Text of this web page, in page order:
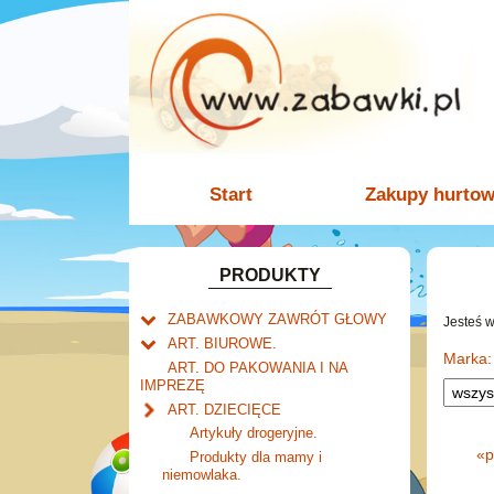
Start Zakupy
PRODUKTY
ZABAWKOWY ZAWRÓT GŁOWY
Welly.
Mały naukowiec.
Zabawki dla chłopców.
cybertransformacja
Akcesoria dla lalek.
ART. BIUROWE.
Kalendarze.
Książkowe
Wieloletnie
Ścienne
Zdzieraki
Dziurkacze i zszywacze.
Klipy i spinacze.
Korektory.
Skoroszyty, teczki i segregatory.
ART. DO PAKOWANIA I NA
IMPREZĘ
ART. DZIECIĘCE
Artykuły drogeryjne.
Produkty dla mamy i
niemowlaka.
Jesteś
Marka:
«